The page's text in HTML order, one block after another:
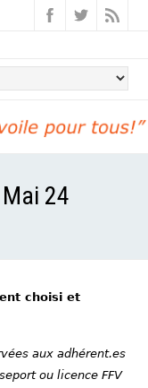
24
choisi et
aux adhérent.es
ou licence FFV